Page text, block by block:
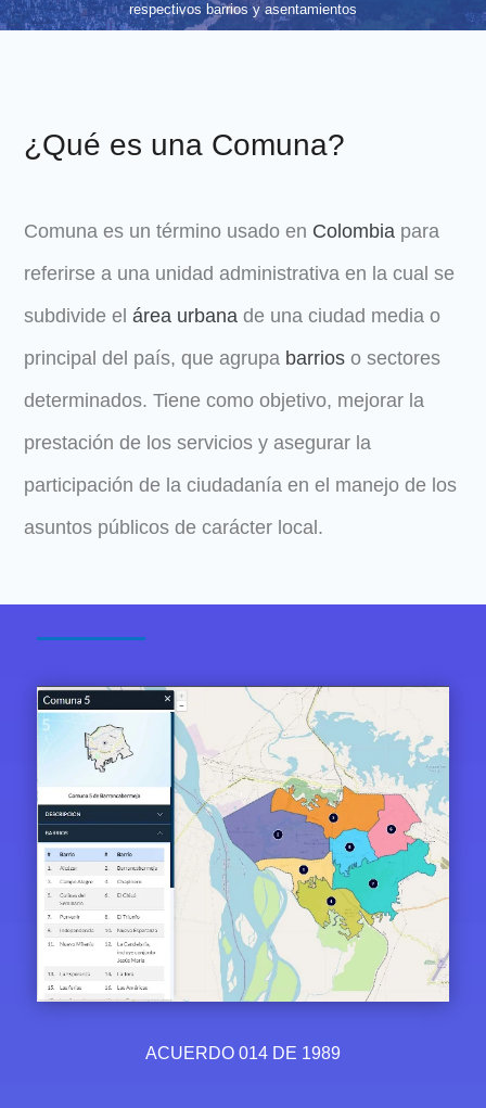
respectivos barrios y asentamientos
¿Qué es una Comuna?
Comuna es un término usado en Colombia para
referirse a una unidad administrativa en la cual se
subdivide elárea urbana de una ciudad media o
principal del país, que agrupa barrios o sectores
determinados. Tiene como objetivo, mejorar la
prestación de los servicios y asegurar la
participación de la ciudadanía en el manejo de los
asuntos públicos de carácter local.
ACUERDO 014 DE 1989